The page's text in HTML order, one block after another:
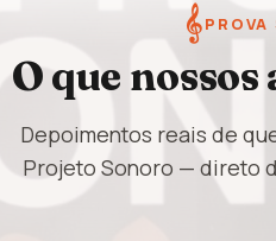
𝄞PROVA
O que
Depoimentos reais de
Projeto Sonoro — direto